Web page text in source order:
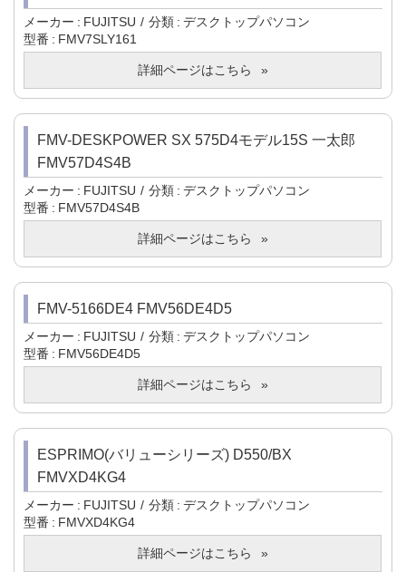
メーカー FUJITSU 分類
デスクトップパソコン
型番
FMV7SLY161
詳細ページはこちら
FMV-DESKPOWER SX 575D4モデル15S 一太郎
FMV57D4S4B
メーカー FUJITSU 分類
デスクトップパソコン
型番
FMV57D4S4B
詳細ページはこちら
FMV-5166DE4 FMV56DE4D5
メーカー FUJITSU 分類
デスクトップパソコン
型番
FMV56DE4D5
詳細ページはこちら
ESPRIMO(バリューシリーズ) D550/BX
FMVXD4KG4
メーカー FUJITSU 分類
デスクトップパソコン
型番
FMVXD4KG4
詳細ページはこちら